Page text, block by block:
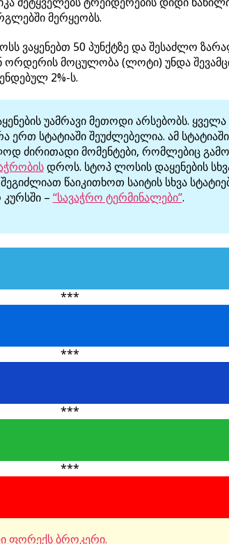
მერყეობს.
ვაყენებთ 50 პუნქტზე და შესაძლო
ორდერის მოცულობა (ლოტი) უნდა
2%-ს.
უამრავი მეთოდი არსებობს. ყველა
ერთ სტატიაში შეუძლებელია. ამ სტატიაში
ძირითადი მომენტები, რომლებიც
დროს. სტოპ ლოსის დაყენების
შეგიძლიათ წაიკითხოთ საიტის სხვა
– “სავაჭრო ტერმინალები”.
***
***
***
***
ფორექს ბროკერი.